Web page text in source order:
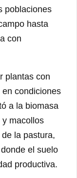
poblaciones
hasta
con
plantas con
condiciones
a la biomasa
macollos
la pastura,
el suelo
productiva.